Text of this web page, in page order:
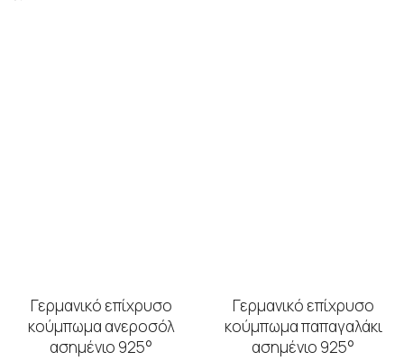
Γερμανικό επίχρυσο
κούμπωμα ανεροσόλ
ασημένιο 925°
Γερμανικό επίχρυσο
κούμπωμα παπαγαλάκι
ασημένιο 925°